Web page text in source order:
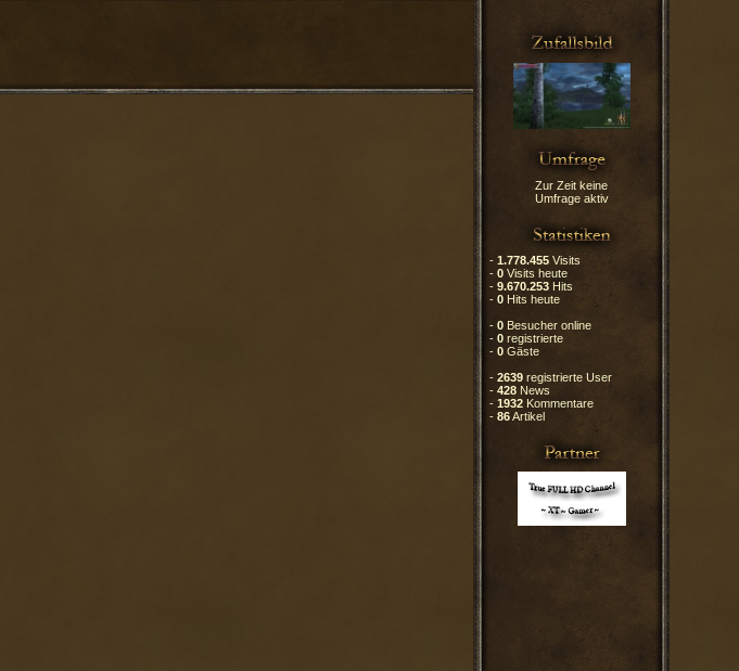
Zur Zeit keine
Umfrage aktiv
- 1.778.455 Visits
- 0 Visits heute
- 9.670.253 Hits
- 0 Hits heute
- 0 Besucher online
- 0 registrierte
- 0 Gäste
- 2639 registrierte User
- 428 News
- 1932 Kommentare
- 86Artikel